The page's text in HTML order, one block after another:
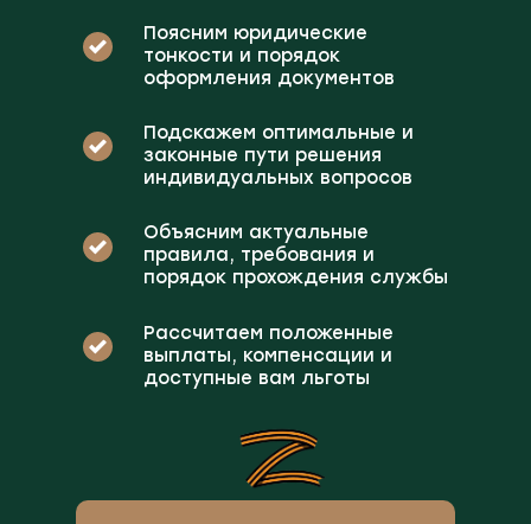
Объясним актуальные
правила, требования и
порядок прохождения службы
Подскажем оптимальные и
законные пути решения
индивидуальных вопросов
Поясним юридические
тонкости и порядок
оформления документов
Рассчитаем положенные
выплаты, компенсации и
доступные вам льготы